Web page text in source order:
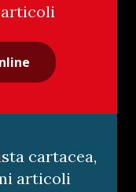
cartacea,
articoli